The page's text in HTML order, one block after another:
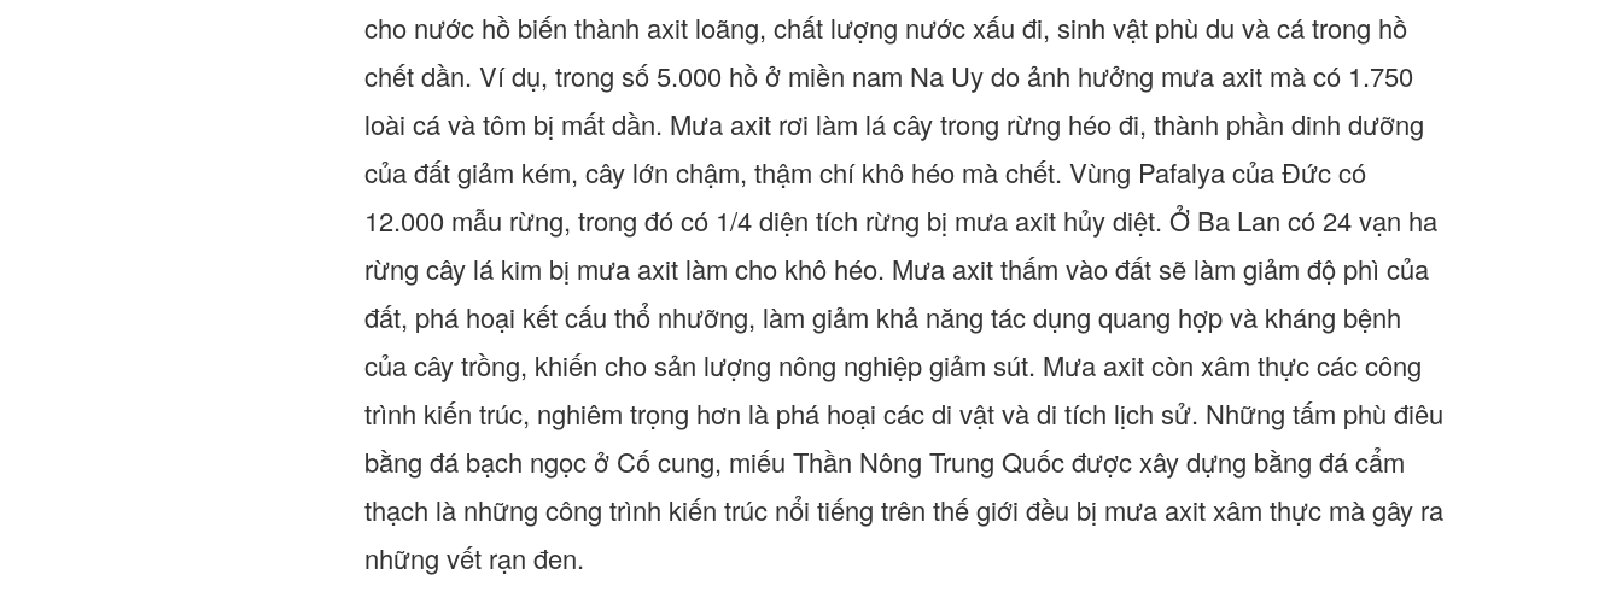
cho nước hồ biến thành axit loãng, chất lượng nước xấu đi, sinh vật phù du và cá trong hồ
chết dần. Ví dụ, trong số 5.000 hồ ở miền nam Na Uy do ảnh hưởng mưa axit mà có 1.750
loài cá và tôm bị mất dần. Mưa axit rơi làm lá cây trong rừng héo đi, thành phần dinh dưỡng
của đất giảm kém, cây lớn chậm, thậm chí khô héo mà chết. Vùng Pafalya của Đức có
12.000 mẫu rừng, trong đó có 1/4 diện tích rừng bị mưa axit hủy diệt. Ở Ba Lan có 24 vạn ha
rừng cây lá kim bị mưa axit làm cho khô héo. Mưa axit thấm vào đất sẽ làm giảm độ phì của
đất, phá hoại kết cấu thổ nhưỡng, làm giảm khả năng tác dụng quang hợp và kháng bệnh
của cây trồng, khiến cho sản lượng nông nghiệp giảm sút. Mưa axit còn xâm thực các công
trình kiến trúc, nghiêm trọng hơn là phá hoại các di vật và di tích lịch sử. Những tấm phù điêu
bằng đá bạch ngọc ở Cố cung, miếu Thần Nông Trung Quốc được xây dựng bằng đá cẩm
thạch là những công trình kiến trúc nổi tiếng trên thế giới đều bị mưa axit xâm thực mà gây ra
những vết rạn đen.